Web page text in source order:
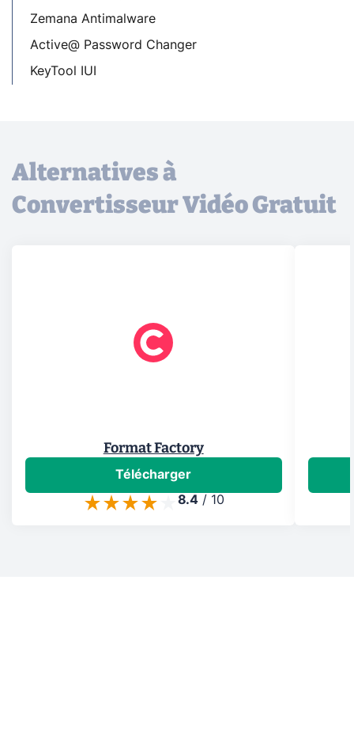
Zemana Antimalware
Active@ Password Changer
KeyTool IUI
Alternatives à
Convertisseur Vidéo Gratuit
Format Factory
Télécharger
8.4/ 10